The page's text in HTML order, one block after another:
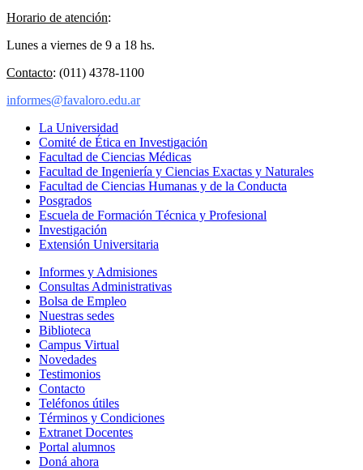
Horario de atención:
Lunes a viernes de 9 a 18 hs.
Contacto: (011) 4378-1100
informes@favaloro.edu.ar
La Universidad
Comité de Ética en Investigación
Facultad de Ciencias Médicas
Facultad de Ingeniería y Ciencias Exactas y Naturales
Facultad de Ciencias Humanas y de la Conducta
Posgrados
Escuela de Formación Técnica y Profesional
Investigación
Extensión Universitaria
Informes y Admisiones
Consultas Administrativas
Bolsa de Empleo
Nuestras sedes
Biblioteca
Campus Virtual
Novedades
Testimonios
Contacto
Teléfonos útiles
Términos y Condiciones
Extranet Docentes
Portal alumnos
Doná ahora